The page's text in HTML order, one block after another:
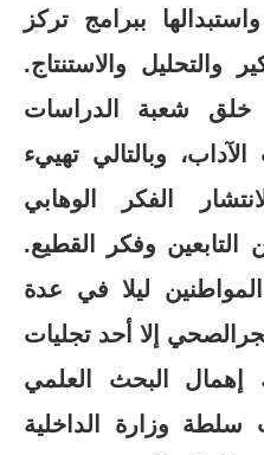
ببرامج تركز
والاستنتاج.
خلق شعبة الدراسات
وبالتالي تهييء
الفكر الوهابي
التابعين وفكر القطيع.
ليلا في عدة
إلا أحد تجليات
إهمال البحث العلمي
وزارة الداخلية